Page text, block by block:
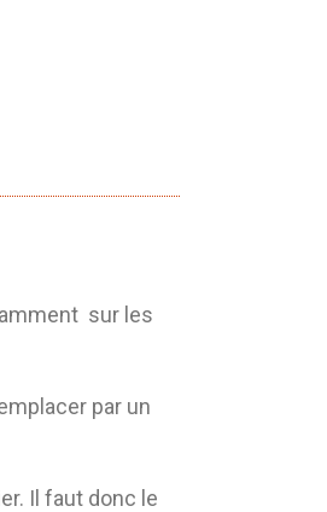
sur les
par un
Il faut donc le